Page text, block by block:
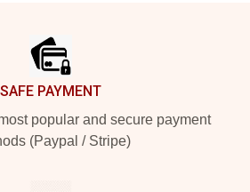
SAFE PAYMENT
popular and secure payment
(Paypal / Stripe)